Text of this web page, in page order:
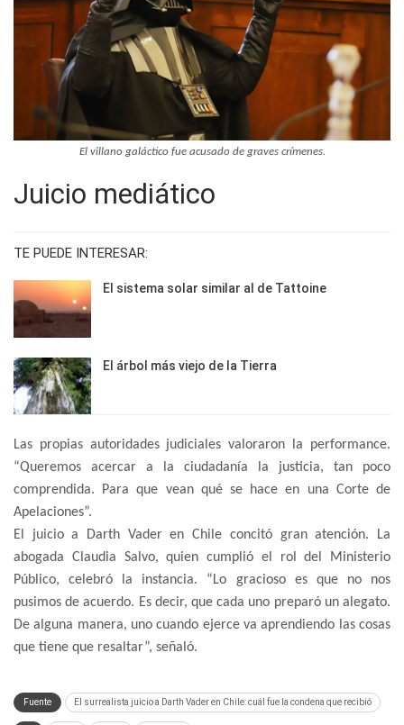
El villano galáctico fue acusado de graves crímenes.
Juicio mediático
TE PUEDE INTERESAR:
El sistema solar similar al de Tattoine
El árbol más viejo de la Tierra
Las propias autoridades judiciales valoraron la performance.
“Queremos acercar a la ciudadanía la justicia, tan poco
comprendida. Para que vean qué se hace en una Corte de
Apelaciones”.
El juicio a Darth Vader en Chile concitó gran atención. La
abogada Claudia Salvo, quien cumplió el rol del Ministerio
Público, celebró la instancia. “Lo gracioso es que no nos
pusimos de acuerdo. Es decir, que cada uno preparó un alegato.
De alguna manera, uno cuando ejerce va aprendiendo las cosas
que tiene que resaltar”, señaló.
Fuente El surrealista juicio a Darth Vader en Chile: cuál fue la condena que recibió